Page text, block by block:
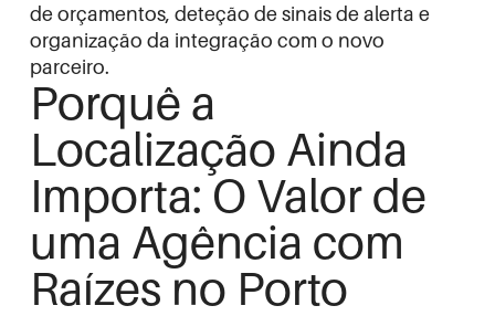
de orçamentos, deteção de sinais de alerta e
organização da integração com o novo
parceiro.
Porquê a
Localização Ainda
Importa: O Valor de
uma Agência com
Raízes no Porto